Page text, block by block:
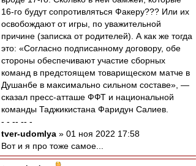
16-го будут сопротивляться Факеру??? Или их
освобождают от игры, по уважительной
причине (записка от родителей). А как же тогда
это: «Согласно подписанному договору, обе
стороны обеспечивают участие сборных
команд в предстоящем товарищеском матче в
Душанбе в максимально сильном составе», —
сказал пресс‑атташе ФФТ и национальной
команды Таджикистана Фаридун Салиев.
- - -- -- -
tver-udomlya » 01 ноя 2022 17:58
Вот и я про тоже самое...